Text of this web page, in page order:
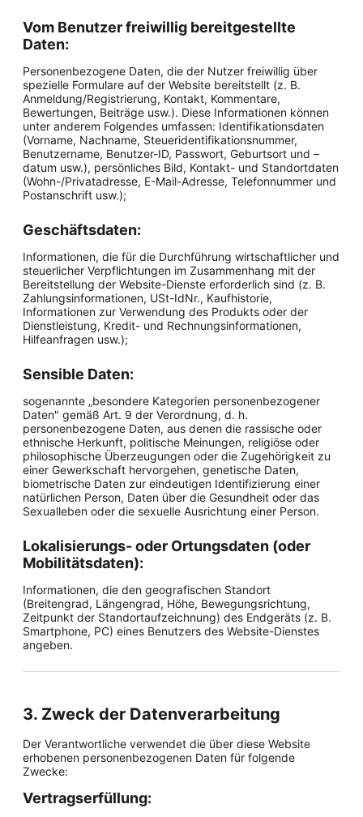
Vom Benutzer freiwillig bereitgestellte
Daten:
Personenbezogene Daten, die der Nutzer freiwillig über
spezielle Formulare auf der Website bereitstellt (z. B.
Anmeldung/Registrierung, Kontakt, Kommentare,
Bewertungen, Beiträge usw.). Diese Informationen können
unter anderem Folgendes umfassen: Identifikationsdaten
(Vorname, Nachname, Steueridentifikationsnummer,
Benutzername, Benutzer-ID, Passwort, Geburtsort und –
datum usw.), persönliches Bild, Kontakt- und Standortdaten
(Wohn-/Privatadresse, E-Mail-Adresse, Telefonnummer und
Postanschrift usw.);
Geschäftsdaten:
Informationen, die für die Durchführung wirtschaftlicher und
steuerlicher Verpflichtungen im Zusammenhang mit der
Bereitstellung der Website-Dienste erforderlich sind (z. B.
Zahlungsinformationen, USt-IdNr., Kaufhistorie,
Informationen zur Verwendung des Produkts oder der
Dienstleistung, Kredit- und Rechnungsinformationen,
Hilfeanfragen usw.);
Sensible Daten:
sogenannte „besondere Kategorien personenbezogener
Daten" gemäß Art. 9 der Verordnung, d. h.
personenbezogene Daten, aus denen die rassische oder
ethnische Herkunft, politische Meinungen, religiöse oder
philosophische Überzeugungen oder die Zugehörigkeit zu
einer Gewerkschaft hervorgehen, genetische Daten,
biometrische Daten zur eindeutigen Identifizierung einer
natürlichen Person, Daten über die Gesundheit oder das
Sexualleben oder die sexuelle Ausrichtung einer Person.
Lokalisierungs- oder Ortungsdaten (oder
Mobilitätsdaten):
Informationen, die den geografischen Standort
(Breitengrad, Längengrad, Höhe, Bewegungsrichtung,
Zeitpunkt der Standortaufzeichnung) des Endgeräts (z. B.
Smartphone, PC) eines Benutzers des Website-Dienstes
angeben.
3. Zweck der Datenverarbeitung
Der Verantwortliche verwendet die über diese Website
erhobenen personenbezogenen Daten für folgende
Zwecke:
Vertragserfüllung: